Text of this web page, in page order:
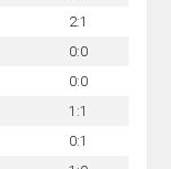
2:1
0:0
0:0
1:1
0:1